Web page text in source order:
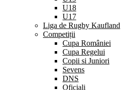
U18
U17
Liga de Rugby Kaufland
Competiții
Cupa României
Cupa Regelui
Copii si Juniori
Sevens
DNS
Oficiali